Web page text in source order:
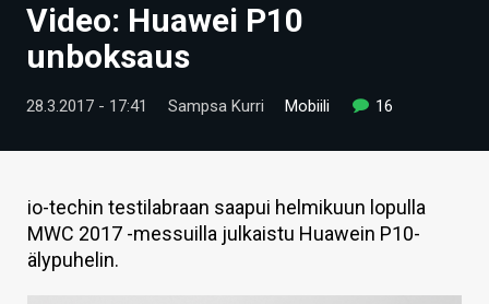
UUTISET
TIETOA
HINTA.FI
Video: Huawei P10
unboksaus
28.3.2017 - 17:41 Sampsa Kurri Mobiili 16
io-techin testilabraan saapui helmikuun lopulla
MWC 2017 -messuilla julkaistu Huawein P10-
älypuhelin.